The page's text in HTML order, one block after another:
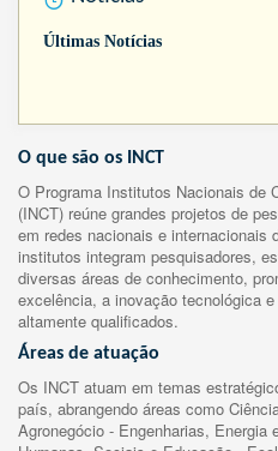
Últimas Notícias
O que são os INCT
O Programa Institutos Nacionais de
(INCT) reúne grandes projetos de
em redes nacionais e internacionais
institutos integram pesquisadores,
diversas áreas de conhecimento,
excelência, a inovação tecnológica
altamente qualificados.
Áreas de atuação
Os INCT atuam em temas
país, abrangendo áreas como
Agronegócio - Engenharias, Energia